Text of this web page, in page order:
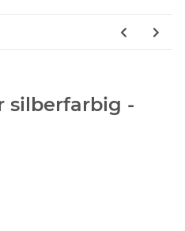
silberfarbig -